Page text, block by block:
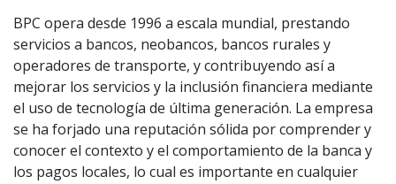
BPC opera desde 1996 a escala mundial, prestando
servicios a bancos, neobancos, bancos rurales y
operadores de transporte, y contribuyendo así a
mejorar los servicios y la inclusión financiera mediante
el uso de tecnología de última generación. La empresa
se ha forjado una reputación sólida por comprender y
conocer el contexto y el comportamiento de la banca y
los pagos locales, lo cual es importante en cualquier